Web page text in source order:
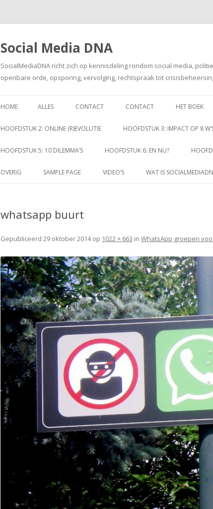
Social Media DNA
SocialMediaDNA richt zich op kennisdeling rondom social media,
openbare orde, opsporing, vervolging, rechtspraak tot
HOME ALLES CONTACT CONTACT HET BOEK
HOOFDSTUK 2: ONLINE (R)EVOLUTIE HOOFDSTUK 3: IMPACT OP 8
HOOFDSTUK 5: 10 DILEMMA’S HOOFDSTUK 6: EN NU?
OVERIG SAMPLE PAGE VIDEO’S WAT IS
whatsapp buurt
Gepubliceerd 29 oktober 2014op 1022 × 663 in WhatsApp groepen